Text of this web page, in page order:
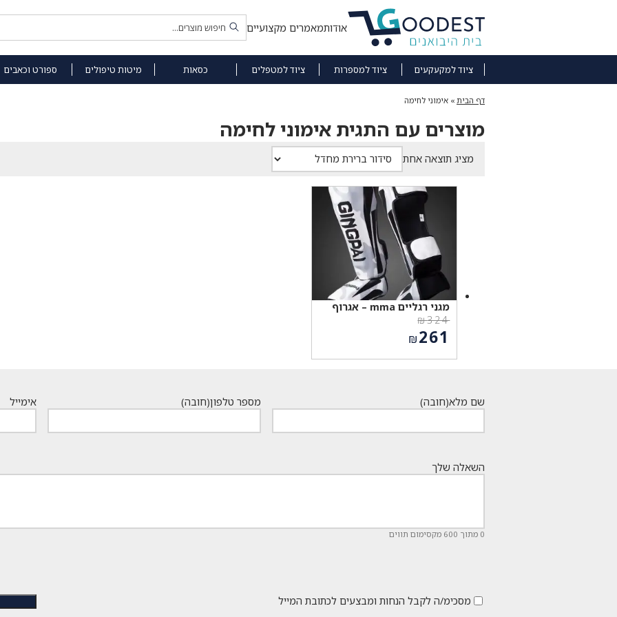
אודותמאמרים מקצועיים
ציוד למקעקעים ציוד למספרות ציוד למטפלים כסאות מיטות טיפולים ספורט וכאבים
דף הבית » אימוני לחימה
מוצרים עם התגית אימוני לחימה
מציג תוצאה אחת
מגני רגליים mma – אגרוף
₪324
המחיר
המקורי
היה:
₪261
שם מלא(חובה) מספר טלפון(חובה) אימייל
השאלה שלך
0 מתוך 600 מקסימום תווים
מסכימ/ה לקבל הנחות ומבצעים לכתובת המייל